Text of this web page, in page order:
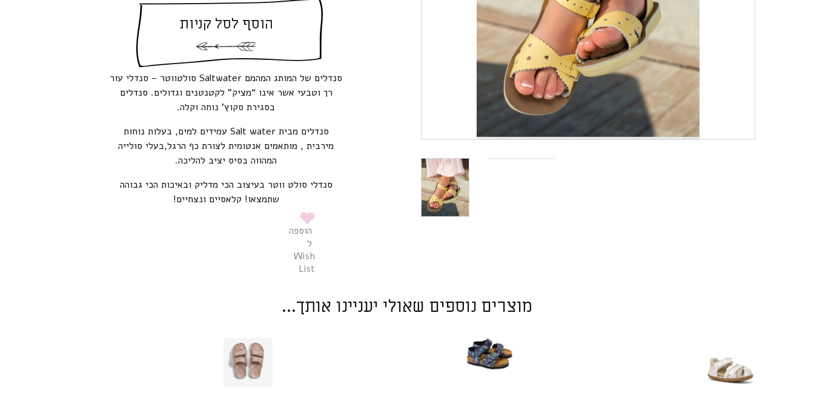
הוסף לסל קניות
סנדלים של המותג המהמם Saltwater סולטווטר – סנדלי עור
רך וטבעי אשר אינו “מציק” לקטנטנים וגדולים. סנדלים
בסגירת סקוץ’ נוחה וקלה.
סנדלים מבית Salt water עמידים למים, בעלות נוחות
מירבית , מותאמים אנטומית לצורת כף הרגל,בעלי סולייה
המהווה בסיס יציב להליכה.
סנדלי סולט ווטר בעיצוב הכי מדליק ובאיכות הכי גבוהה
שתמצאו! קלאסיים ונצחיים!
הוספה
ל
Wish
List
מוצרים נוספים שאולי יעניינו אותך...